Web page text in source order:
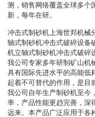
测，销售网络覆盖全球多个
新，每年在研。
冲击式制砂机上海世邦机械
轴式制砂机冲击式破碎设备
机立轴式制砂机冲击式破碎
我公司专家多年研制矿山机
具有国际先进水平的高能低
起着不可替代的作用，是目
我公司自年生产制砂机至今
率，产品性能更趋完善，深
远来。本产品广泛应用于各